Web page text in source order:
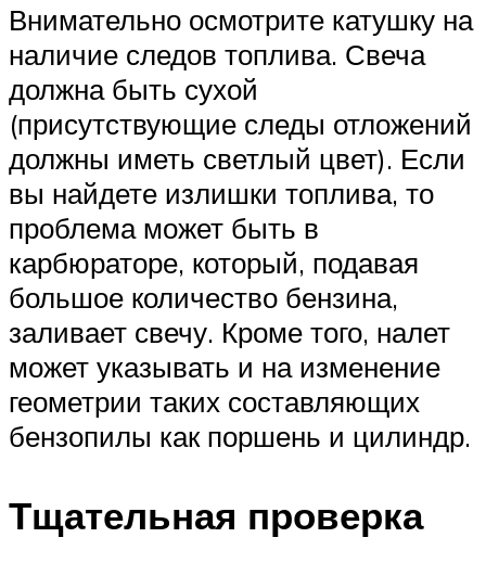
Внимательно осмотрите катушку на
наличие следов топлива. Свеча
должна быть сухой
(присутствующие следы отложений
должны иметь светлый цвет). Если
вы найдете излишки топлива, то
проблема может быть в
карбюраторе, который, подавая
большое количество бензина,
заливает свечу. Кроме того, налет
может указывать и на изменение
геометрии таких составляющих
бензопилы как поршень и цилиндр.
Тщательная проверка